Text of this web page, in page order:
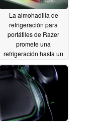
La almohadilla de
refrigeración para
portátiles de Razer
promete una
refrigeración hasta un
portátiles de juegos
09/30/2024